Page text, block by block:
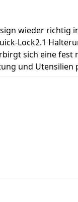
wieder
Lock2.1
sich eine
und